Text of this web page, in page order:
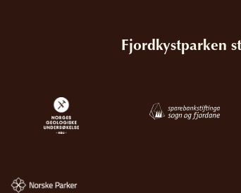
Fjordkystparken